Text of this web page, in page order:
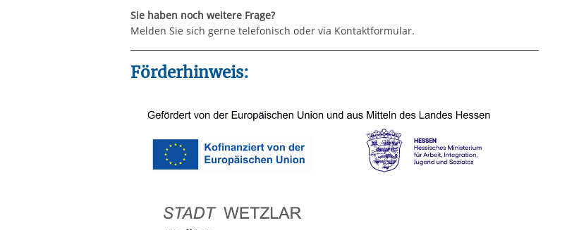
Sie haben noch weitere Frage?
Melden Sie sich gerne telefonisch oder via Kontaktformular.
Förderhinweis: